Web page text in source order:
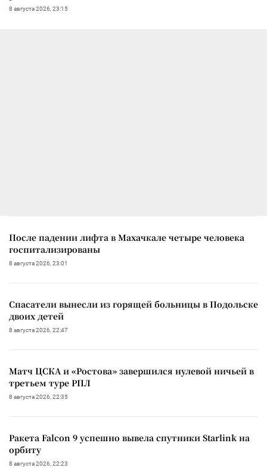
8 августа 2026, 23:15
После падении лифта в Махачкале четыре человека
госпитализированы
8 августа 2026, 23:01
Спасатели вынесли из горящей больницы в Подольске
двоих детей
8 августа 2026, 22:47
Матч ЦСКА и «Ростова» завершился нулевой ничьей в
третьем туре РПЛ
8 августа 2026, 22:35
Ракета Falcon 9 успешно вывела спутники Starlink на
орбиту
8 августа 2026, 22:23